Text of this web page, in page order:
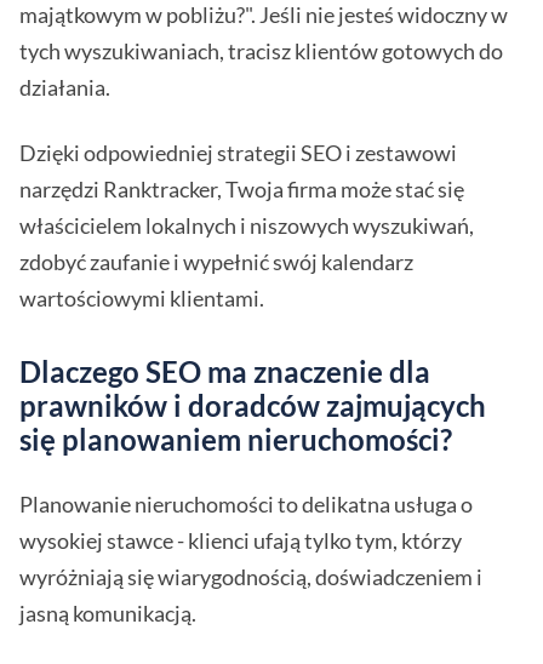
majątkowym w pobliżu?". Jeśli nie jesteś widoczny w
tych wyszukiwaniach, tracisz klientów gotowych do
działania.
Dzięki odpowiedniej strategii SEO i zestawowi
narzędzi Ranktracker, Twoja firma może stać się
właścicielem lokalnych i niszowych wyszukiwań,
zdobyć zaufanie i wypełnić swój kalendarz
wartościowymi klientami.
Dlaczego SEO ma znaczenie dla
prawników i doradców zajmujących
się planowaniem nieruchomości?
Planowanie nieruchomości to delikatna usługa o
wysokiej stawce - klienci ufają tylko tym, którzy
wyróżniają się wiarygodnością, doświadczeniem i
jasną komunikacją.